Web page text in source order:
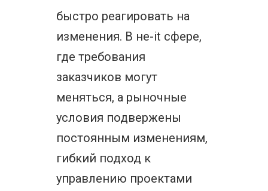
быстро реагировать на
изменения. В не-it сфере,
где требования
заказчиков могут
меняться, а рыночные
условия подвержены
постоянным изменениям,
гибкий подход к
управлению проектами